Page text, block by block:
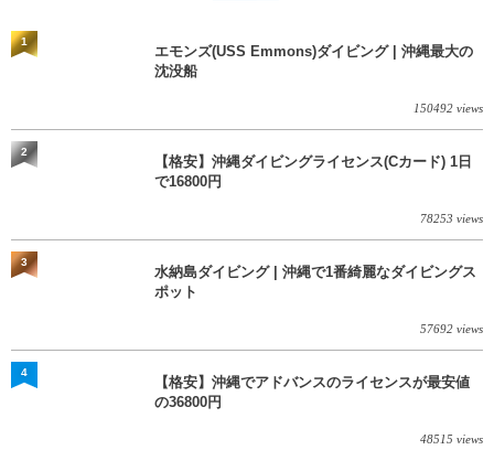
エモンズ(USS Emmons)ダイビング | 沖縄最大の
沈没船
150492 views
1
【格安】沖縄ダイビングライセンス(Cカード) 1日
で16800円
78253 views
2
水納島ダイビング | 沖縄で1番綺麗なダイビングス
ポット
57692 views
3
【格安】沖縄でアドバンスのライセンスが最安値
の36800円
48515 views
4